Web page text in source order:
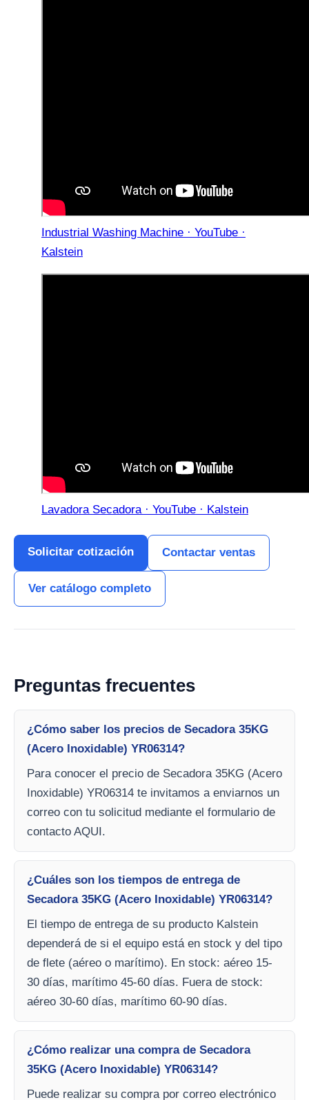
Industrial Washing Machine · YouTube ·
Kalstein
Lavadora Secadora · YouTube · Kalstein
Solicitar cotización Contactar ventas
Ver catálogo completo
Preguntas frecuentes
¿Cómo saber los precios de Secadora 35KG
(Acero Inoxidable) YR06314?
Para conocer el precio de Secadora 35KG (Acero
Inoxidable) YR06314 te invitamos a enviarnos un
correo con tu solicitud mediante el formulario de
contacto AQUI.
¿Cuáles son los tiempos de entrega de
Secadora 35KG (Acero Inoxidable) YR06314?
El tiempo de entrega de su producto Kalstein
dependerá de si el equipo está en stock y del tipo
de flete (aéreo o marítimo). En stock: aéreo 15-
30 días, marítimo 45-60 días. Fuera de stock:
aéreo 30-60 días, marítimo 60-90 días.
¿Cómo realizar una compra de Secadora
35KG (Acero Inoxidable) YR06314?
Puede realizar su compra por correo electrónico